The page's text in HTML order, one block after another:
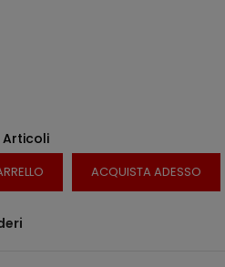
Articoli
ACQUISTA ADESSO